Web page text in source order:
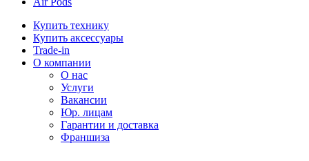
Купить технику
Купить аксессуары
Trade-in
О компании
О нас
Услуги
Вакансии
Юр. лицам
Гарантии и доставка
Франшиза